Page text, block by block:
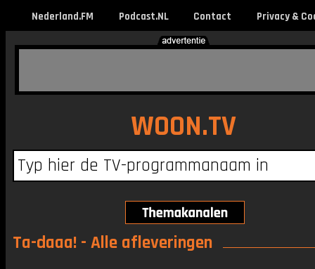
Nederland.FM Podcast.NL Contact Privacy &
WOON.TV
Ta-daaa! - Alle afleveringen